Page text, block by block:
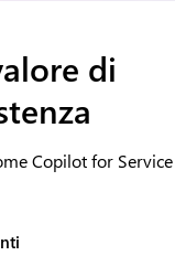
di
Copilot for Service